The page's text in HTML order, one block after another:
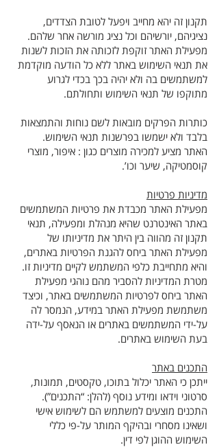
תקנון זה יהא מחייב ויפעל לטובת הצדדים,
נציגיהם, יורשיהם וכל נציג מורשה אחר שלהם.
מפעילת האתר זוקפת לזכותה את הזכות לשנות
את תנאי השימוש באתר ללא כל הודעה מוקדמת
למשתמשים בה ולא יהיה בכך בכדי לגרוע
מתוקפו של תנאי השימוש ותחולתם.
כותרות הפרקים מובאות לשם נוחות והתמצאות
בלבד ולא ישמשו בפרשנות תנאי השימוש.
האתר מציע למכירה מוצרים כגון : איפור, מוצרי
קוסמטיקה, שיער וכו’.
מדיניות פרטיות
מפעילת האתר מכבדת את פרטיות המשתמשים
באתר האינטרנט שהיא מנהלת ומפעילה, תנאי
תקנון זה מהווה בין היתר את מדיניותו של
מפעילת האתר ביחס להגנת הפרטיות באתרים,
והיא מתחייבת כלפי המשתמש לקיים מדיניות זו.
מטרת המדיניות להסביר מהם נוהגי מפעילת
האתר ביחס לפרטיות המשתמשים באתר, וכיצד
משתמשת מפעילת האתר במידע, הנמסר לה
על-ידי המשתמשים באתרים או הנאסף על-ידה
בעת השימוש באתרים.
התכנים באתר
ייתכן כי האתר יכלול בתוכו, טקסטים, תמונות,
סרטוני וידאו ומידע נוסף (להלן: “התכנים”).
התכנים מוצעים למשתמש הם לשימוש אישי
ושאינו מסחרי ובהיקף המותר על-פי כללי
השימוש ההוגן לפי דין.